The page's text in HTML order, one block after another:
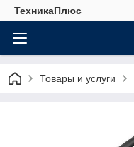
ТехникаПлюс
Товары и услуги